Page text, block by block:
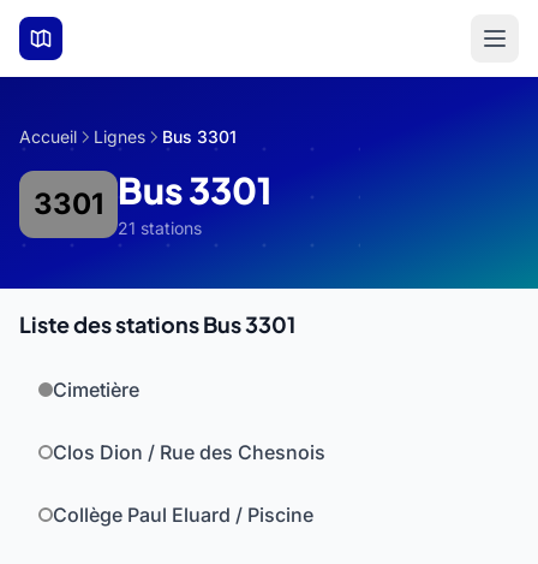
Aller au contenu principal
Accueil Lignes Bus 3301
3301 Bus 3301
21 stations
Liste des stations Bus 3301
Cimetière
Clos Dion / Rue des Chesnois
Collège Paul Eluard / Piscine